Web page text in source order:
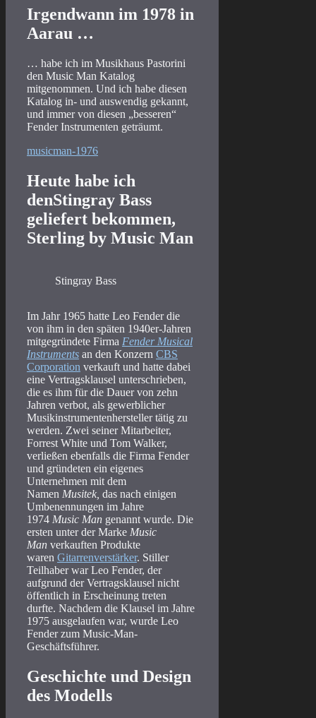
Irgendwann im 1978 in
Aarau …
… habe ich im Musikhaus Pastorini
den Music Man Katalog
mitgenommen. Und ich habe diesen
Katalog in- und auswendig gekannt,
und immer von diesen „besseren“
Fender Instrumenten geträumt.
musicman-1976
Heute habe ich
denStingray Bass
geliefert bekommen,
Sterling by Music Man
Stingray Bass
Im Jahr 1965 hatte Leo Fender die
von ihm in den späten 1940er-Jahren
mitgegründete Firma Fender Musical
Instruments an den Konzern CBS
Corporation verkauft und hatte dabei
eine Vertragsklausel unterschrieben,
die es ihm für die Dauer von zehn
Jahren verbot, als gewerblicher
Musikinstrumentenhersteller tätig zu
werden. Zwei seiner Mitarbeiter,
Forrest White und Tom Walker,
verließen ebenfalls die Firma Fender
und gründeten ein eigenes
Unternehmen mit dem
Namen Musitek, das nach einigen
Umbenennungen im Jahre
1974 Music Man genannt wurde. Die
ersten unter der Marke Music
Man verkauften Produkte
waren Gitarrenverstärker. Stiller
Teilhaber war Leo Fender, der
aufgrund der Vertragsklausel nicht
öffentlich in Erscheinung treten
durfte. Nachdem die Klausel im Jahre
1975 ausgelaufen war, wurde Leo
Fender zum Music-Man-
Geschäftsführer.
Geschichte und Design
des Modells